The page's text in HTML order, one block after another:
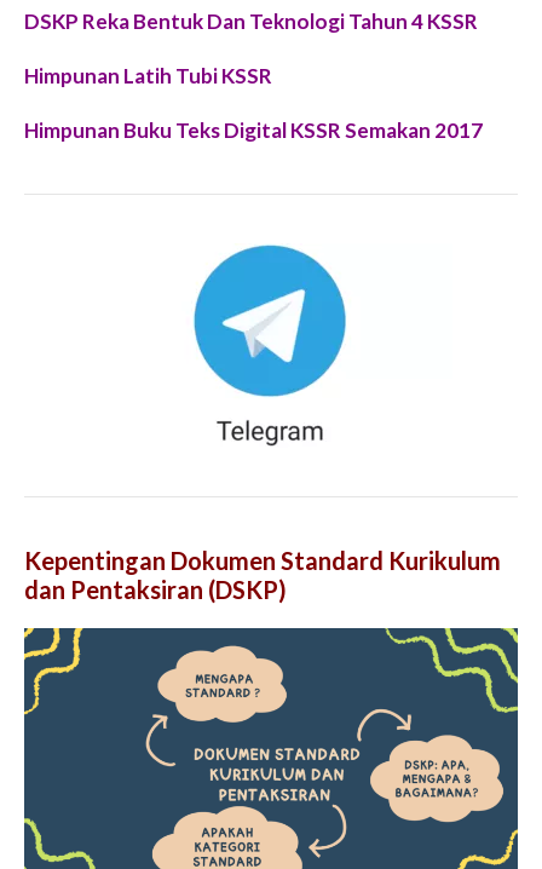
DSKP Reka Bentuk Dan Teknologi Tahun 4 KSSR
Himpunan Latih Tubi KSSR
Himpunan Buku Teks Digital KSSR Semakan 2017
Kepentingan Dokumen Standard Kurikulum
dan Pentaksiran (DSKP)